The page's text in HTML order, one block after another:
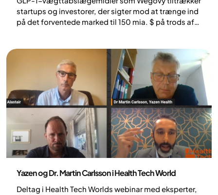
startups og investorer, der sigter mod at trænge ind
på det forventede marked til 150 mia. $ på trods af
Yazen og Dr. Martin Carlsson i Health Tech World
Deltag i Health Tech Worlds webinar med eksperter,